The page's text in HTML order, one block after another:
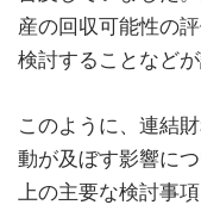
産の回収可能性の
検討することなど
このように、連結
動が及ぼす影響に
上の主要な検討事